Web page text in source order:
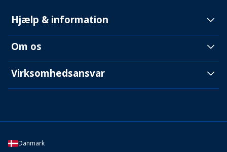
Hjælp & information
Om os
Virksomhedsansvar
Danmark